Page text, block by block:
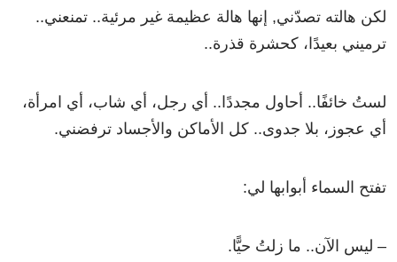
لكن هالته تصدّني, إنها هالة عظيمة غير مرئية.. تمنعني..
ترميني بعيدًا، كحشرة قذرة..
لستُ خائفًا.. أحاول مجددًا.. أي رجل، أي شاب، أي امرأة،
أي عجوز، بلا جدوى.. كل الأماكن والأجساد ترفضني.
تفتح السماء أبوابها لي:
– ليس الآن.. ما زلتُ حيًّا.